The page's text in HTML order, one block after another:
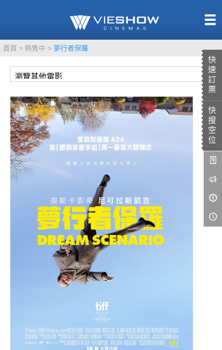
快
速
訂
票
快
搜
空
位
首頁 熱售中 夢行者保羅
TITAN SCREEN
MUCROWN
IMAX
4DX
VR 演唱會
GOLD CLASS
LIVE演唱會
影城餐飲
影城公告
影城活動
中獎名單